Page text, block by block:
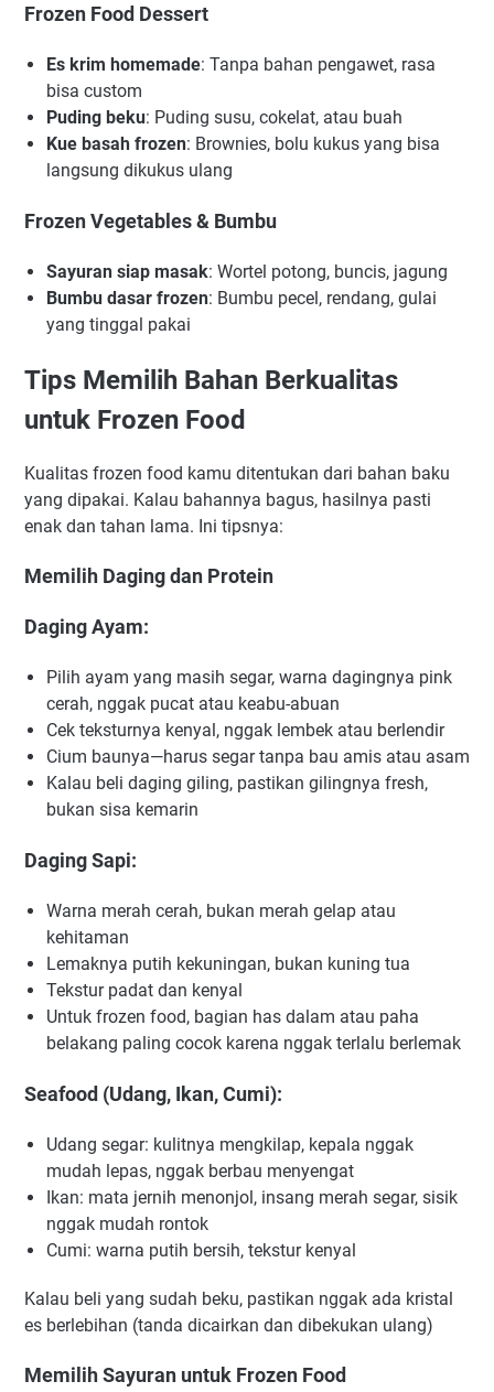
Frozen Food Dessert
Es krim homemade: Tanpa bahan pengawet, rasa
bisa custom
Puding beku: Puding susu, cokelat, atau buah
Kue basah frozen: Brownies, bolu kukus yang bisa
langsung dikukus ulang
Frozen Vegetables & Bumbu
Sayuran siap masak: Wortel potong, buncis, jagung
Bumbu dasar frozen: Bumbu pecel, rendang, gulai
yang tinggal pakai
Tips Memilih Bahan Berkualitas
untuk Frozen Food
Kualitas frozen food kamu ditentukan dari bahan baku
yang dipakai. Kalau bahannya bagus, hasilnya pasti
enak dan tahan lama. Ini tipsnya:
Memilih Daging dan Protein
Daging Ayam:
Pilih ayam yang masih segar, warna dagingnya pink
cerah, nggak pucat atau keabu-abuan
Cek teksturnya kenyal, nggak lembek atau berlendir
Cium baunya—harus segar tanpa bau amis atau asam
Kalau beli daging giling, pastikan gilingnya fresh,
bukan sisa kemarin
Daging Sapi:
Warna merah cerah, bukan merah gelap atau
kehitaman
Lemaknya putih kekuningan, bukan kuning tua
Tekstur padat dan kenyal
Untuk frozen food, bagian has dalam atau paha
belakang paling cocok karena nggak terlalu berlemak
Seafood (Udang, Ikan, Cumi):
Udang segar: kulitnya mengkilap, kepala nggak
mudah lepas, nggak berbau menyengat
Ikan: mata jernih menonjol, insang merah segar, sisik
nggak mudah rontok
Cumi: warna putih bersih, tekstur kenyal
Kalau beli yang sudah beku, pastikan nggak ada kristal
es berlebihan (tanda dicairkan dan dibekukan ulang)
Memilih Sayuran untuk Frozen Food